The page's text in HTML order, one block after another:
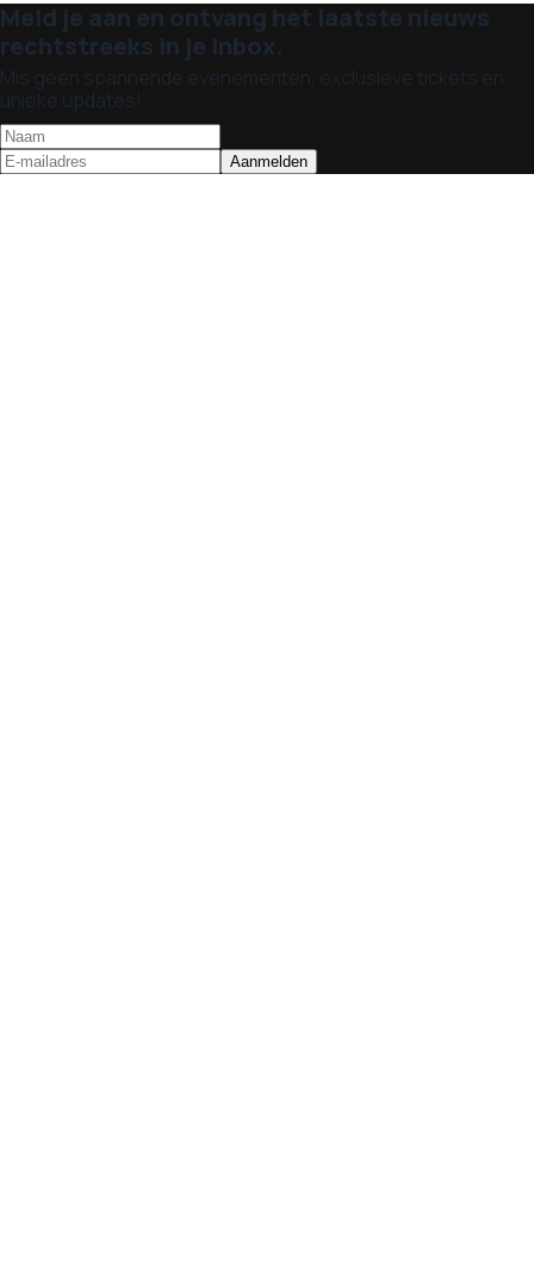
Meld je aan en ontvang het laatste nieuws
rechtstreeks in je inbox.
Mis geen spannende evenementen, exclusieve tickets en
unieke updates!